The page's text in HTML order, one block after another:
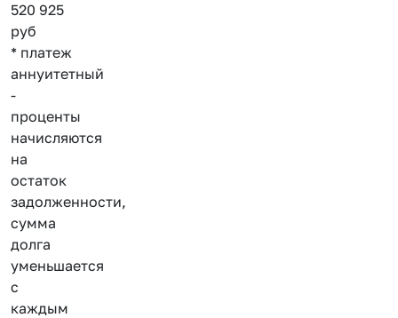
520 925
руб
* платеж
аннуитетный
-
проценты
начисляются
на
остаток
задолженности,
сумма
долга
уменьшается
с
каждым